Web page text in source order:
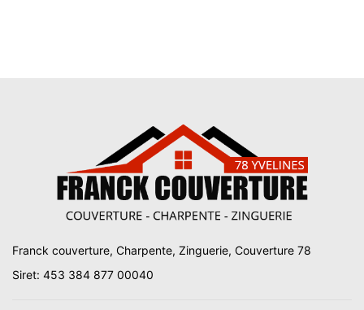
Franck couverture, Charpente, Zinguerie, Couverture 78
Siret: 453 384 877 00040